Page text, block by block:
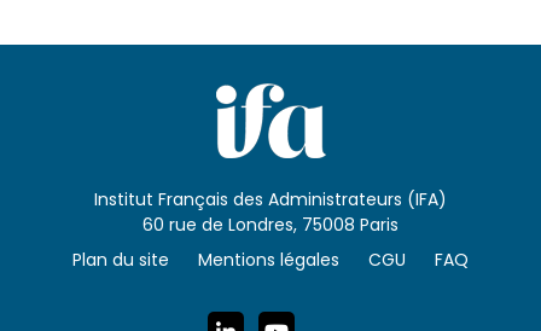
Institut Français des Administrateurs (IFA)
60 rue de Londres, 75008 Paris
Plan du site
Mentions légales CGU FAQ